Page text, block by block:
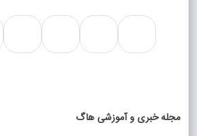
مجله خبری و آموزشی هاگ